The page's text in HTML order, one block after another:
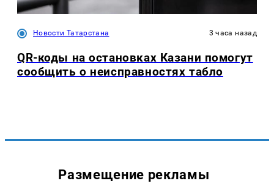
Новости Татарстана 3 часа назад
QR-коды на остановках Казани помогут
сообщить о неисправностях табло
Размещение рекламы